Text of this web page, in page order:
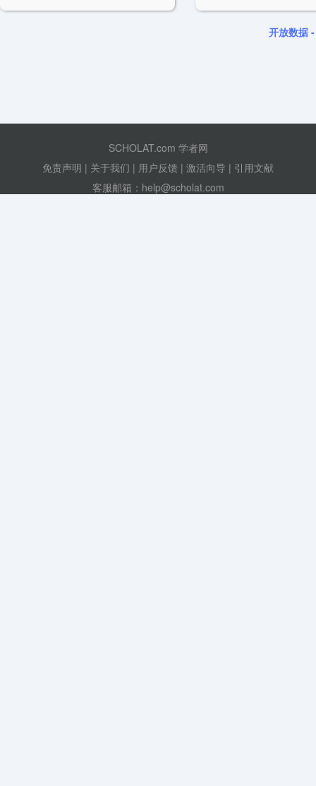
Effective community detection results can be
topological structure or attribute
many applications such
detection, system fraud
开放数据
SCHOLAT.com 学者网
免责声明 | 关于我们 | 用户反馈 | 激活向导 | 引用文献
客服邮箱：help@scholat.com